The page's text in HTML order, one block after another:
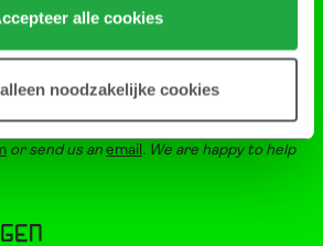
alle cookies
noodzakelijke cookies
of stuur ons eene-mail
deze pagina
in English?
or send us an email. We are happy to help